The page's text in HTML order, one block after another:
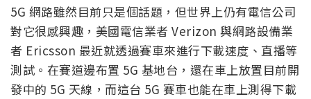
5G 網路雖然目前只是個話題，但世界上仍有電信公司
對它很感興趣，美國電信業者 Verizon 與網路設備業
者 Ericsson 最近就透過賽車來進行下載速度、直播等
測試。在賽道邊布置 5G 基地台，還在車上放置目前開
發中的 5G 天線，而這台 5G 賽車也能在車上測得下載